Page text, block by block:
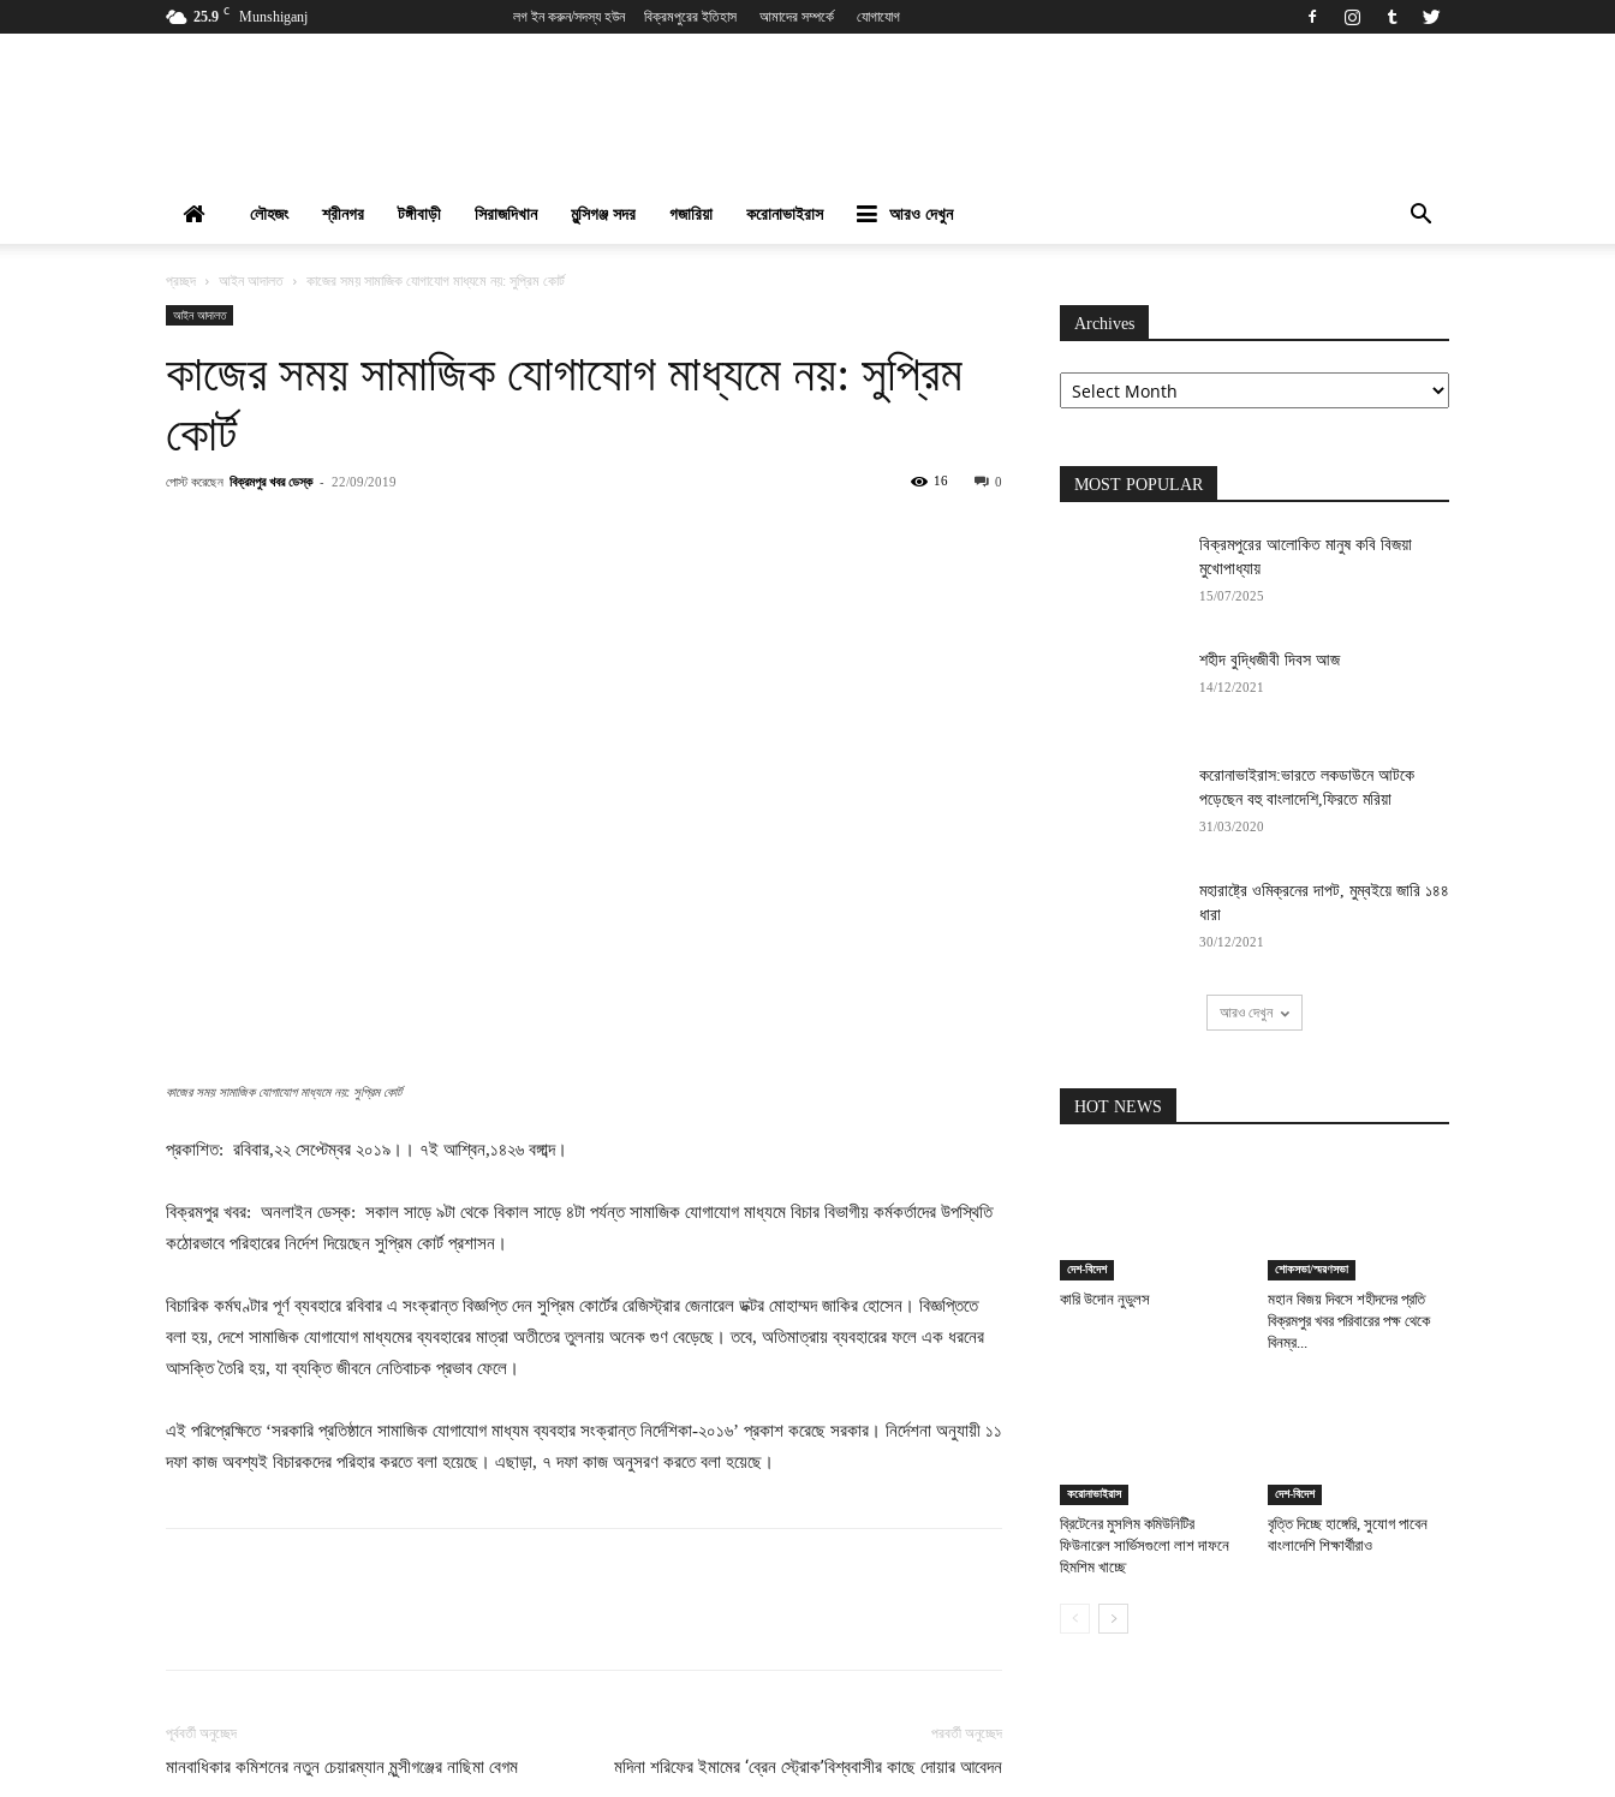
25.9 C Munshiganj লগ ইন করুন/সদস্য হউন বিক্রমপুরের ইতিহাস আমাদের সম্পর্কে যোগাযোগ
লৌহজং শ্রীনগর টঙ্গীবাড়ী সিরাজদিখান মুন্সিগঞ্জ সদর গজারিয়া করোনাভাইরাস আরও দেখুন
প্রচ্ছদ আইন আদালত
কাজের সময় সামাজিক যোগাযোগ মাধ্যমে নয়: সুপ্রিম কোর্ট
আইন আদালত
কাজের সময় সামাজিক যোগাযোগ মাধ্যমে নয়: সুপ্রিম
কোর্ট
পোস্ট করেছেন বিক্রমপুর খবর ডেস্ক - 22/09/2019 0
16
কাজের সময় সামাজিক যোগাযোগ মাধ্যমে নয়: সুপ্রিম কোর্ট
প্রকাশিত: রবিবার,২২ সেপ্টেম্বর ২০১৯।। ৭ই আশ্বিন,১৪২৬ বঙ্গাব্দ।
বিক্রমপুর খবর: অনলাইন ডেস্ক: সকাল সাড়ে ৯টা থেকে বিকাল সাড়ে ৪টা পর্যন্ত সামাজিক যোগাযোগ মাধ্যমে বিচার বিভাগীয় কর্মকর্তাদের উপস্থিতি
কঠোরভাবে পরিহারের নির্দেশ দিয়েছেন সুপ্রিম কোর্ট প্রশাসন।
বিচারিক কর্মঘণ্টার পূর্ণ ব্যবহারে রবিবার এ সংক্রান্ত বিজ্ঞপ্তি দেন সুপ্রিম কোর্টের রেজিস্ট্রার জেনারেল ডক্টর মোহাম্মদ জাকির হোসেন। বিজ্ঞপ্তিতে
বলা হয়, দেশে সামাজিক যোগাযোগ মাধ্যমের ব্যবহারের মাত্রা অতীতের তুলনায় অনেক গুণ বেড়েছে। তবে, অতিমাত্রায় ব্যবহারের ফলে এক ধরনের
আসক্তি তৈরি হয়, যা ব্যক্তি জীবনে নেতিবাচক প্রভাব ফেলে।
এই পরিপ্রেক্ষিতে ‘সরকারি প্রতিষ্ঠানে সামাজিক যোগাযোগ মাধ্যম ব্যবহার সংক্রান্ত নির্দেশিকা-২০১৬’ প্রকাশ করেছে সরকার। নির্দেশনা অনুযায়ী ১১
দফা কাজ অবশ্যই বিচারকদের পরিহার করতে বলা হয়েছে। এছাড়া, ৭ দফা কাজ অনুসরণ করতে বলা হয়েছে।
পূর্ববর্তী অনুচ্ছেদ
মানবাধিকার কমিশনের নতুন চেয়ারম্যান মুন্সীগঞ্জের নাছিমা বেগম
পরবর্তী অনুচ্ছেদ
মদিনা শরিফের ইমামের ‘ব্রেন স্ট্রোক’বিশ্ববাসীর কাছে দোয়ার আবেদন
Archives
Archives
MOST POPULAR
বিক্রমপুরের আলোকিত মানুষ কবি বিজয়া
মুখোপাধ্যায়
15/07/2025
শহীদ বুদ্ধিজীবী দিবস আজ
14/12/2021
করোনাভাইরাস:ভারতে লকডাউনে আটকে
পড়েছেন বহু বাংলাদেশি,ফিরতে মরিয়া
31/03/2020
মহারাষ্ট্রে ওমিক্রনের দাপট, মুম্বইয়ে জারি ১৪৪
ধারা
30/12/2021
আরও দেখুন
HOT NEWS
দেশ-বিদেশ
কারি উদোন নুডুলস
শোকসভা/স্মরণসভা
মহান বিজয় দিবসে শহীদদের প্রতি
বিক্রমপুর খবর পরিবারের পক্ষ থেকে
বিনম্র...
করোনাভাইরাস
ব্রিটেনের মুসলিম কমিউনিটির
ফিউনারেল সার্ভিসগুলো লাশ দাফনে
হিমশিম খাচ্ছে
দেশ-বিদেশ
বৃত্তি দিচ্ছে হাঙ্গেরি, সুযোগ পাবেন
বাংলাদেশি শিক্ষার্থীরাও